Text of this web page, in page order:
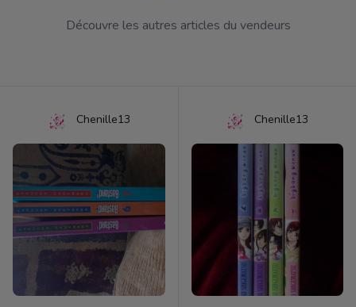
Découvre les autres articles du vendeurs
Chenille13 Chenille13